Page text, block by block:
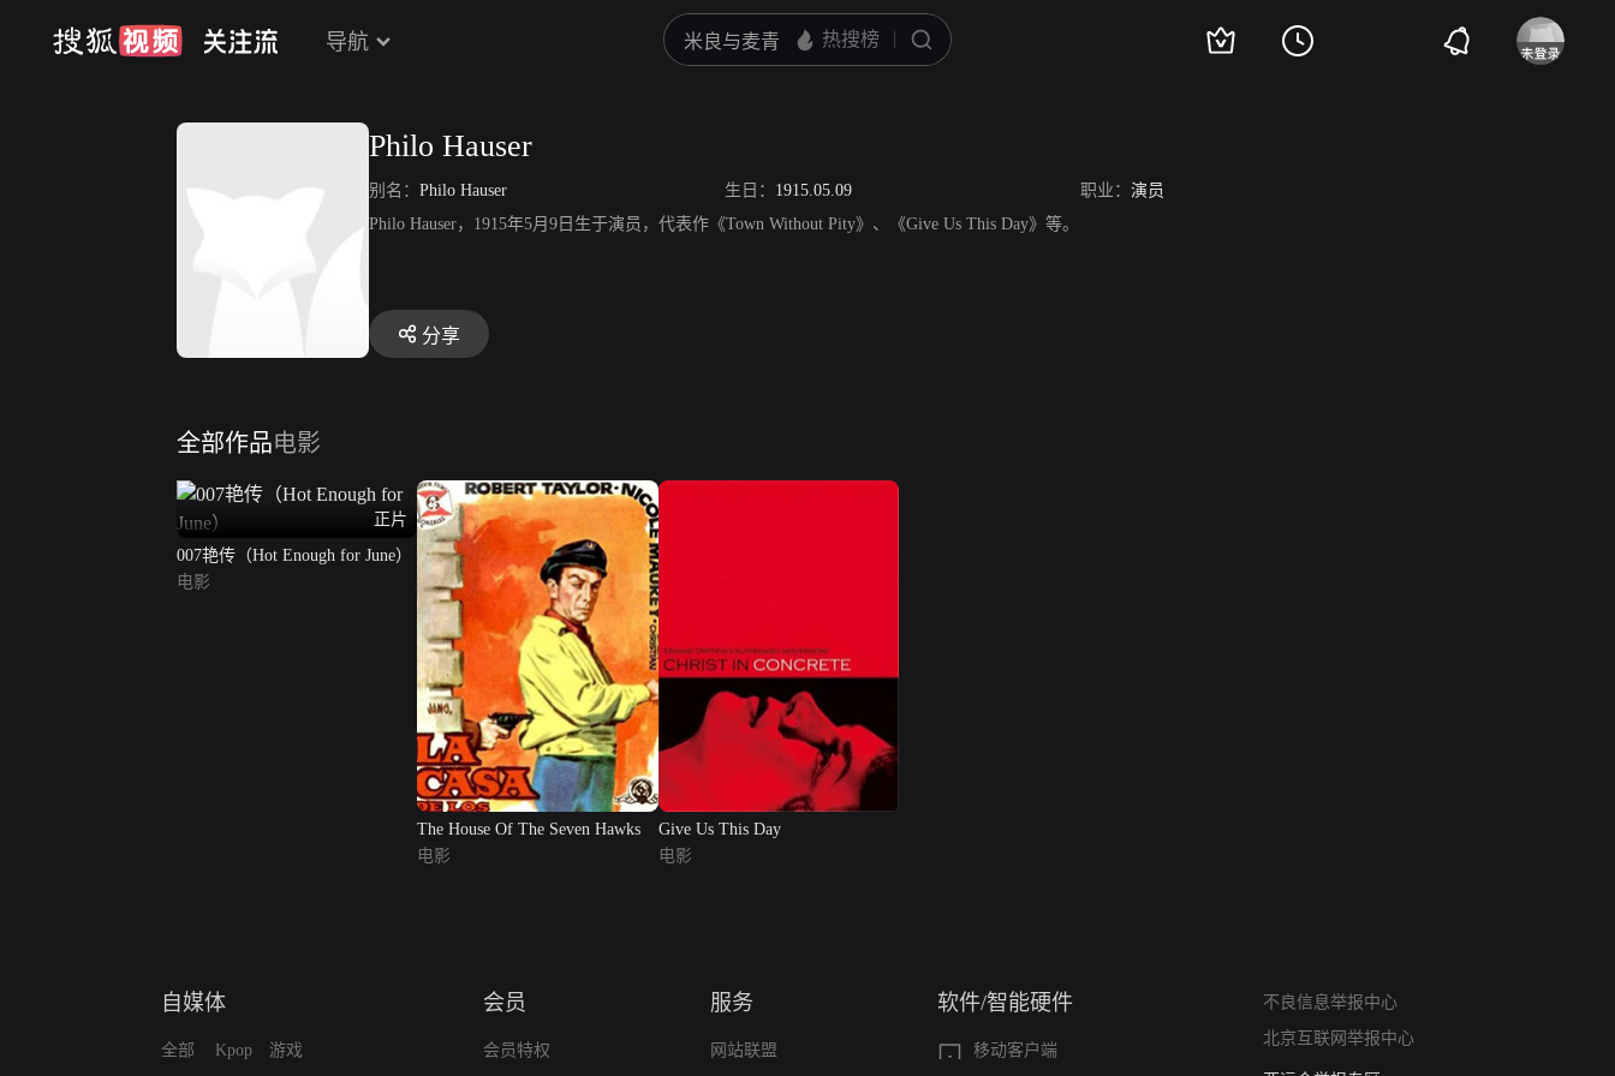
导航
Philo Hauser
别名： Philo Hauser 生日： 1915.05.09 职业： 演员
Philo Hauser，1915年5月9日生于演员，代表作《Town Without Pity》、《Give Us This Day》等。
分享
全部作品电影
正片
007艳传（Hot Enough for June）
电影
The House Of The Seven Hawks
电影
Give Us This Day
电影
自媒体
全部 Kpop 游戏
会员
会员特权
服务
网站联盟
软件/智能硬件
移动客户端
不良信息举报中心
北京互联网举报中心
算法推荐专项举报